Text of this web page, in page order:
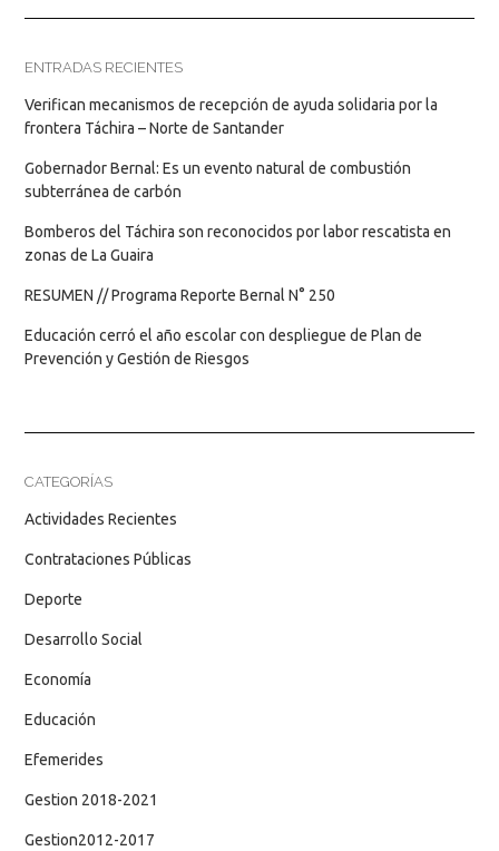
ENTRADAS RECIENTES
Verifican mecanismos de recepción de ayuda solidaria por la
frontera Táchira – Norte de Santander
Gobernador Bernal: Es un evento natural de combustión
subterránea de carbón
Bomberos del Táchira son reconocidos por labor rescatista en
zonas de La Guaira
RESUMEN // Programa Reporte Bernal N° 250
Educación cerró el año escolar con despliegue de Plan de
Prevención y Gestión de Riesgos
CATEGORÍAS
Actividades Recientes
Contrataciones Públicas
Deporte
Desarrollo Social
Economía
Educación
Efemerides
Gestion 2018-2021
Gestion2012-2017